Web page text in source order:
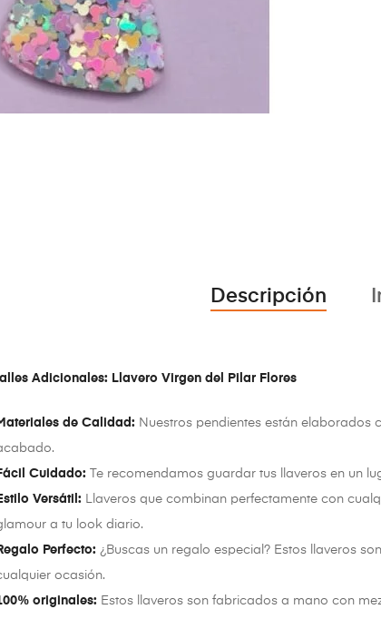
Descripción
Adicionales: Llavero Virgen del Pilar Flores
de Calidad: Nuestros pendientes están
Cuidado: Te recomendamos guardar tus llaveros en un
Versátil: Llaveros que combinan perfectamente con
a tu look diario.
Perfecto: ¿Buscas un regalo especial? Estos llaveros
ocasión.
originales: Estos llaveros son fabricados a mano con